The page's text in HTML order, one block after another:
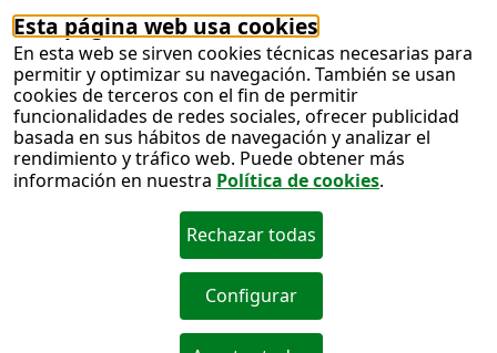
Esta página web usa cookies
En esta web se sirven cookies técnicas necesarias para
permitir y optimizar su navegación. También se usan
cookies de terceros con el fin de permitir
funcionalidades de redes sociales, ofrecer publicidad
basada en sus hábitos de navegación y analizar el
rendimiento y tráfico web. Puede obtener más
información en nuestra Política de cookies.